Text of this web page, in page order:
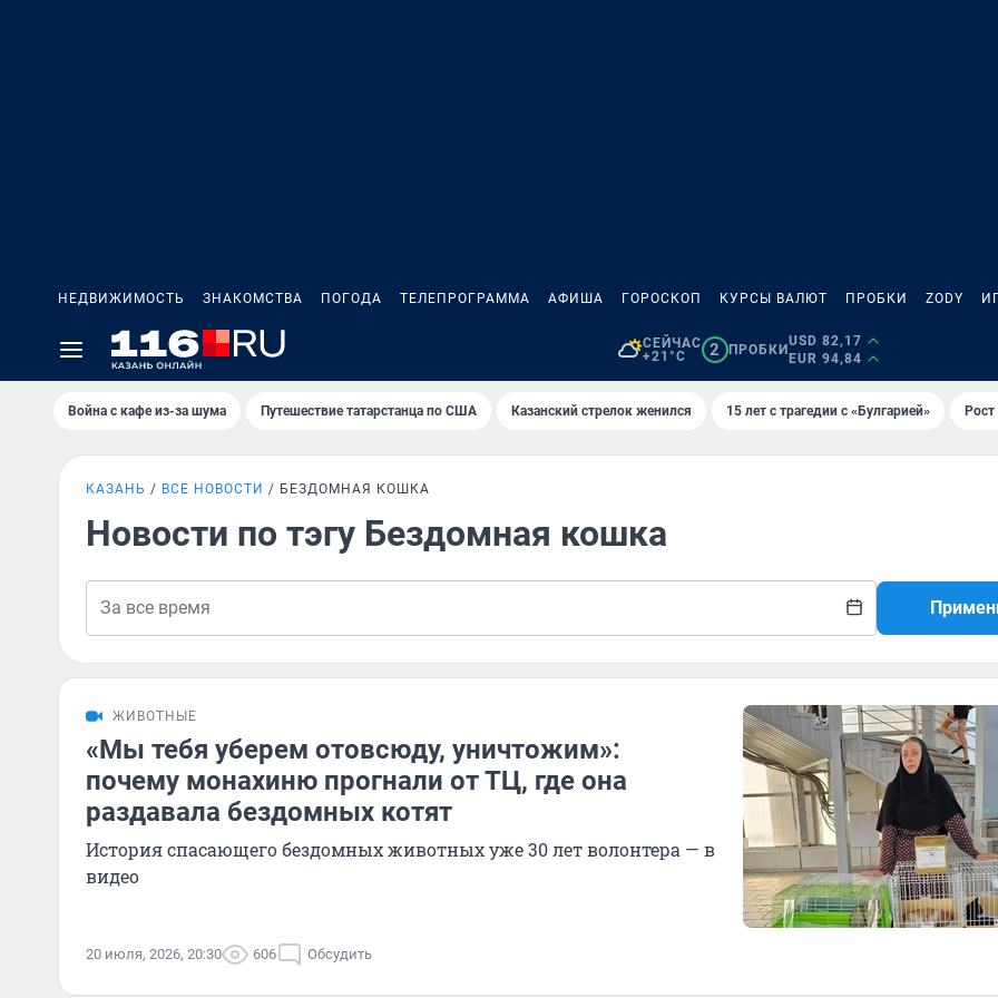
НЕДВИЖИМОСТЬ ЗНАКОМСТВА ПОГОДА ТЕЛЕПРОГРАММА АФИША ГОРОСКОП КУРСЫ ВАЛЮТ ПРОБКИ ZODY
СЕЙЧАС
+21°C
2 ПРОБКИ
USD 82,17
EUR 94,84
Война с кафе из-за шума Путешествие татарстанца по США Казанский стрелок женился 15 лет с трагедии с «Булгарией»
КАЗАНЬ ВСЕ НОВОСТИ БЕЗДОМНАЯ КОШКА
Новости по тэгу Бездомная кошка
ЖИВОТНЫЕ
«Мы тебя уберем отовсюду, уничтожим»:
почему монахиню прогнали от ТЦ, где она
раздавала бездомных котят
История спасающего бездомных животных уже 30 лет волонтера — в
видео
20 июля, 2026, 20:30 606 Обсудить